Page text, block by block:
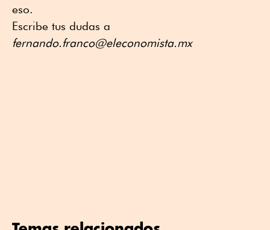
eso.
Escribe tus dudas a
fernando.franco@eleconomista.mx